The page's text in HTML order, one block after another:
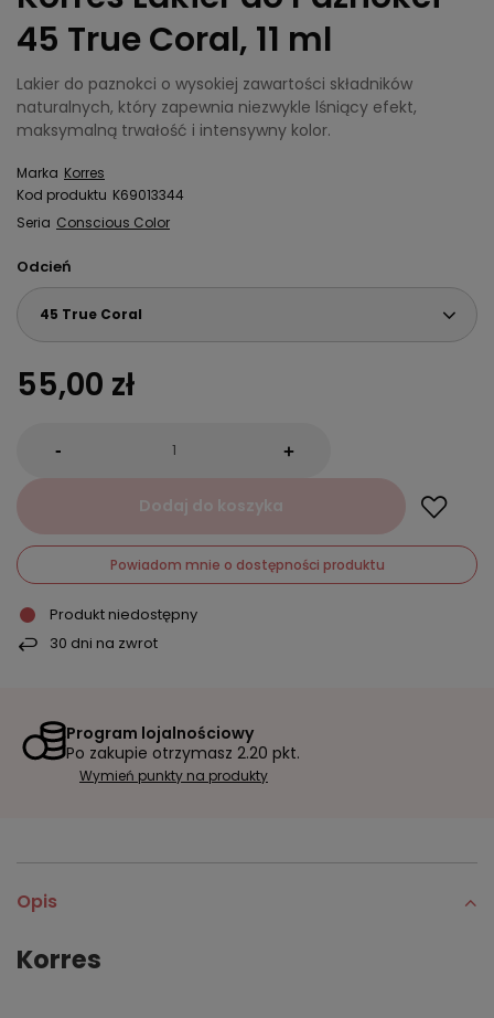
45 True Coral, 11 ml
Lakier do paznokci o wysokiej zawartości składników
naturalnych, który zapewnia niezwykle lśniący efekt,
maksymalną trwałość i intensywny kolor.
Marka Korres
Kod produktu K69013344
Seria Conscious Color
Odcień
45 True Coral
55,00 zł
- +
Dodaj do koszyka
Powiadom mnie o dostępności produktu
Produkt niedostępny
30 dni na zwrot
Program lojalnościowy
Po zakupie otrzymasz 2.20 pkt.
Wymień punkty na produkty
Opis
Korres